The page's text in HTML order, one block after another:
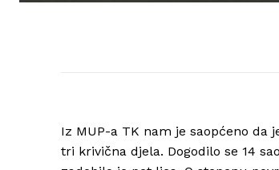
Iz MUP-a TK nam je saopćeno da
tri krivična djela. Dogodilo se 14